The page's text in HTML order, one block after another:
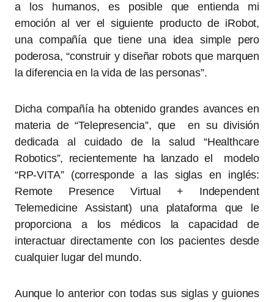
a los humanos, es posible que entienda mi
emoción al ver el siguiente producto de iRobot,
una compañía que tiene una idea simple pero
poderosa, “construir y diseñar robots que marquen
la diferencia en la vida de las personas”.
Dicha compañía ha obtenido grandes avances en
materia de “Telepresencia”, que en su división
dedicada al cuidado de la salud “Healthcare
Robotics”, recientemente ha lanzado el modelo
“RP-VITA” (corresponde a las siglas en inglés:
Remote Presence Virtual + Independent
Telemedicine Assistant) una plataforma que le
proporciona a los médicos la capacidad de
interactuar directamente con los pacientes desde
cualquier lugar del mundo.
Aunque lo anterior con todas sus siglas y guiones